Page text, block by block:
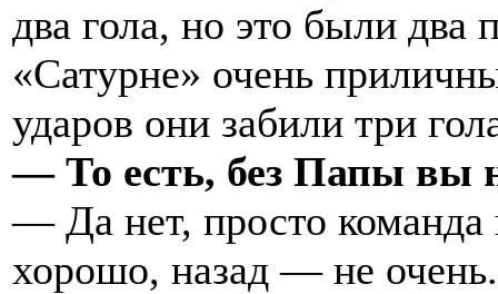
два гола, но это были
«Сатурне» очень
ударов они забили три
— То есть, без Папы вы
— Да нет, просто
хорошо, назад — не